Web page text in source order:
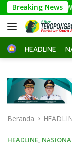
Langsung
ke
konten
Breaking News
Terdepan
HomeHEADLINE
Beranda
HEADLINE,